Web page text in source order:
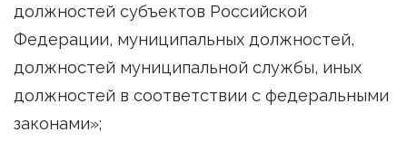
должностей субъектов Российской
Федерации, муниципальных должностей,
должностей муниципальной службы, иных
должностей в соответствии с федеральными
законами»;